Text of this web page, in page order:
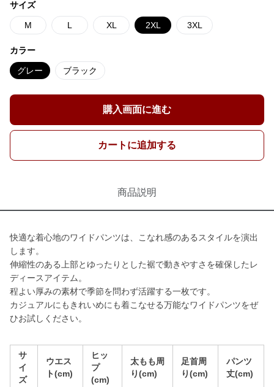
サイズ
M L XL 2XL 3XL
カラー
グレー ブラック
購入画面に進む
カートに追加する
商品説明
快適な着心地のワイドパンツは、こなれ感のあるスタイルを演出
します。
伸縮性のある上部とゆったりとした裾で動きやすさを確保したレ
ディースアイテム。
程よい厚みの素材で季節を問わず活躍する一枚です。
カジュアルにもきれいめにも着こなせる万能なワイドパンツをぜ
ひお試しください。
サ
イ
ズ
ウエス
ト(cm)
ヒッ
プ
(cm)
太もも周
り(cm)
足首周
り(cm)
パンツ
丈(cm)